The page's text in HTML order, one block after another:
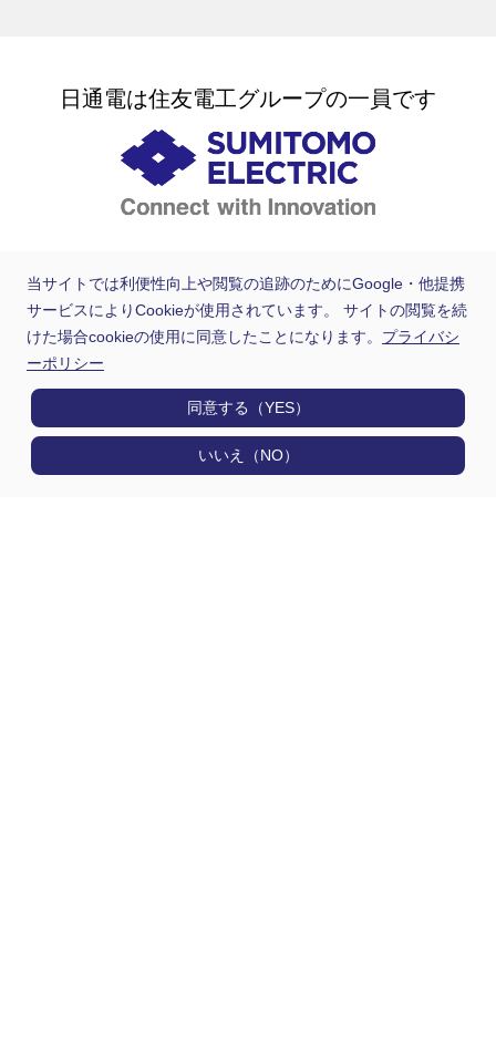
当サイトでは利便性向上や閲覧の追跡のためにGoogle・他提携
サービスによりCookieが使用されています。 サイトの閲覧を続
けた場合cookieの使用に同意したことになります。 プライバシ
ーポリシー
いいえ（NO）
同意する（YES）
日通電は住友電工グループの一員です
製品情報